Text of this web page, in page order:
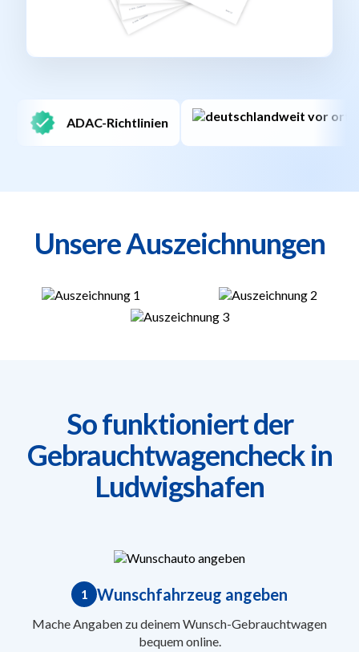
Deutschlandweit
Unsere Auszeichnungen
So funktioniert der
Gebrauchtwagencheck in
Ludwigshafen
1 Wunschfahrzeug angeben
Mache Angaben zu deinem Wunsch-Gebrauchtwagen
bequem online.